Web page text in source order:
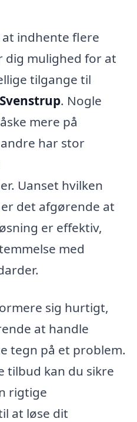
indhente flere
dig mulighed for at
tilgange til
. Nogle
mere på
har stor
Uanset hvilken
det afgørende at
er effektiv,
med
sig hurtigt,
at handle
tegn på et problem.
tilbud kan du sikre
rigtige
at løse dit